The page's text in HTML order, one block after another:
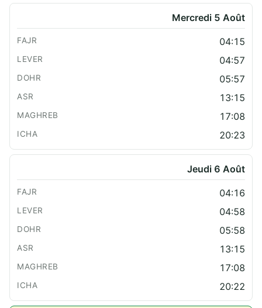
Mercredi 5 Août
04:15
04:57
05:57
13:15
17:08
20:23
Jeudi 6 Août
04:16
04:58
05:58
13:15
17:08
20:22